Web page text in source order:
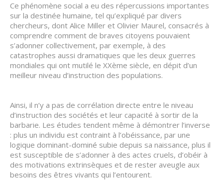
Ce phénomène social a eu des répercussions importantes
sur la destinée humaine, tel qu’expliqué par divers
chercheurs, dont Alice Miller et Olivier Maurel, consacrés à
comprendre comment de braves citoyens pouvaient
s’adonner collectivement, par exemple, à des
catastrophes aussi dramatiques que les deux guerres
mondiales qui ont mutilé le XXème siècle, en dépit d’un
meilleur niveau d’instruction des populations.
Ainsi, il n’y a pas de corrélation directe entre le niveau
d’instruction des sociétés et leur capacité à sortir de la
barbarie. Les études tendent même à démontrer l’inverse
: plus un individu est contraint à l’obéissance, par une
logique dominant-dominé subie depuis sa naissance, plus il
est susceptible de s’adonner à des actes cruels, d’obéir à
des motivations extrinsèques et de rester aveugle aux
besoins des êtres vivants qui l’entourent.